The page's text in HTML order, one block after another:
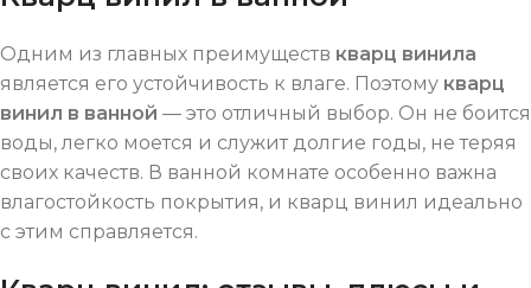
Одним из главных преимуществ кварц винила
является его устойчивость к влаге. Поэтому кварц
винил в ванной — это отличный выбор. Он не боится
воды, легко моется и служит долгие годы, не теряя
своих качеств. В ванной комнате особенно важна
влагостойкость покрытия, и кварц винил идеально
с этим справляется.